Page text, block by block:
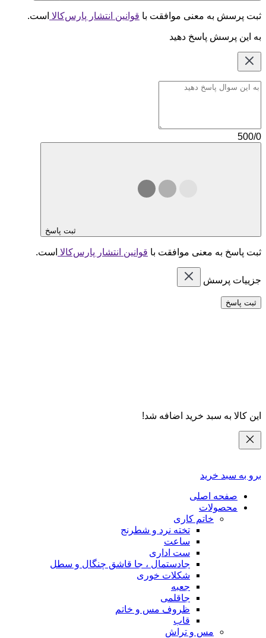
ثبت پرسش به معنی موافقت با قوانین انتشار پارس‌کالا است.
به این پرسش پاسخ دهید
500/0
ثبت پاسخ
ثبت پاسخ به معنی موافقت با قوانین انتشار پارس‌کالا است.
جزییات پرسش
ثبت پاسخ
این کالا به سبد خرید اضافه شد!
برو به سبد خرید
صفحه اصلی
محصولات
خاتم کاری
تخته نرد و شطرنج
ساعت
ست اداری
جادستمال ، جا قاشق چنگال و سطل
شکلات خوری
جعبه
جاقلمی
ظروف مس و خاتم
قاب
مس و تراش